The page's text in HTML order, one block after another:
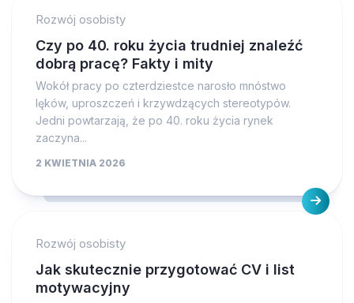
Rozwój osobisty
Czy po 40. roku życia trudniej znaleźć
dobrą pracę? Fakty i mity
Wokół pracy po czterdziestce narosło mnóstwo
lęków, uproszczeń i krzywdzących stereotypów.
Jedni powtarzają, że po 40. roku życia rynek
zaczyna...
2 KWIETNIA 2026
Rozwój osobisty
Jak skutecznie przygotować CV i list
motywacyjny